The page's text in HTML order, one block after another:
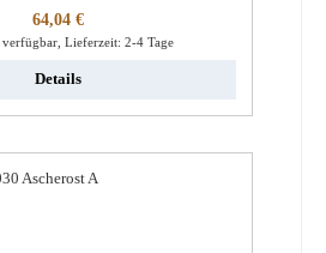
Regulärer Preis:
64,04 €
Lieferzeit: 2-4 Tage
Details